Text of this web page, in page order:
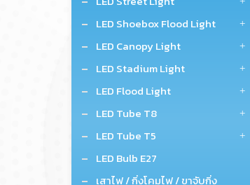
LED Shoebox Flood Light
LED Canopy Light
LED Stadium Light
LED Flood Light
LED Tube T8
LED Tube T5
LED Bulb E27
เสาไฟ / กิ่งโคมไฟ / ขาจับกิ่ง